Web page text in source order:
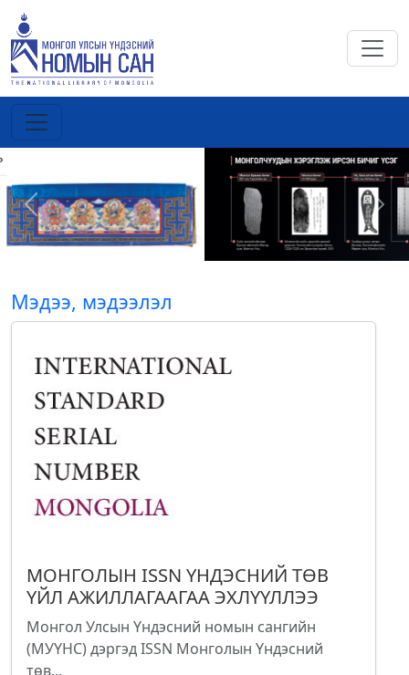
Previous Next
Мэдээ, мэдээлэл
МОНГОЛЫН ISSN ҮНДЭСНИЙ ТӨВ
ҮЙЛ АЖИЛЛАГААГАА ЭХЛҮҮЛЛЭЭ
Монгол Улсын Үндэсний номын сангийн
(МУҮНС) дэргэд ISSN Монголын Үндэсний
төв...